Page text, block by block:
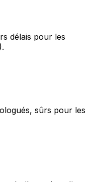
délais pour les
sûrs pour les